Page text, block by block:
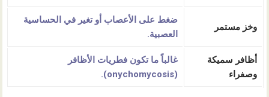
وخز مستمر
ضغط على الأعصاب أو تغير في الحساسية
العصبية.
أظافر سميكة
وصفراء
غالباً ما تكونفطريات الأظافر
(onychomycosis).